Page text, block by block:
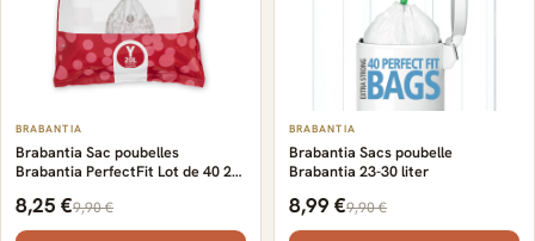
BRABANTIA
Brabantia Sac poubelles
Brabantia PerfectFit Lot de 40 20
8,25 €9,90 €
BRABANTIA
Brabantia Sacs poubelle
Brabantia 23-30 liter
8,99 €9,90 €